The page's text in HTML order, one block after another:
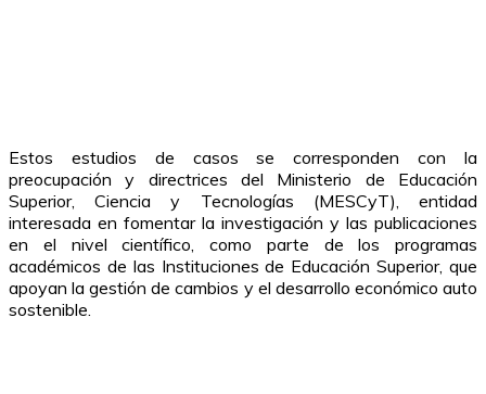
Estos estudios de casos se corresponden con la
preocupación y directrices del Ministerio de Educación
Superior, Ciencia y Tecnologías (MESCyT), entidad
interesada en fomentar la investigación y las publicaciones
en el nivel científico, como parte de los programas
académicos de las Instituciones de Educación Superior, que
apoyan la gestión de cambios y el desarrollo económico auto
sostenible.